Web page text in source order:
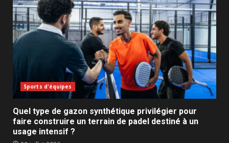
Sports d'équipes
Quel type de gazon synthétique privilégier pour
faire construire un terrain de padel destiné à un
usage intensif ?